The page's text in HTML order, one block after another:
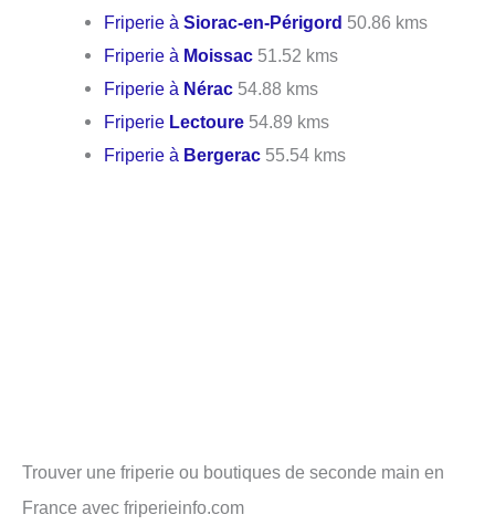
Friperie àSiorac-en-Périgord 50.86 kms
Friperie à Moissac 51.52 kms
Friperie à Nérac 54.88 kms
Friperie Lectoure 54.89 kms
Friperie à Bergerac 55.54 kms
Trouver une friperie ou boutiques de seconde main en
France avec friperieinfo.com